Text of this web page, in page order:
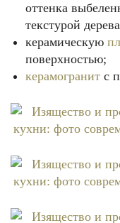
оттенка
текстурой
керамическую
поверхностью;
керамогранит с